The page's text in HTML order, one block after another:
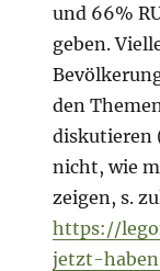
und 66%
geben.
den
diskutieren
nicht, wie
zeigen, s.
https://
jetzt-